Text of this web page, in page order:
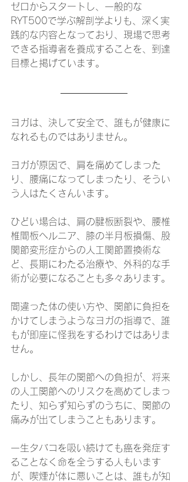
ゼロからスタートし、一般的な
RYT500で学ぶ解剖学よりも、深く実
践的な内容となっており、現場で思考
できる指導者を養成することを、到達
目標と掲げています。
ヨガは、決して安全で、誰もが健康に
なれるものではありません。
ヨガが原因で、肩を痛めてしまった
り、腰痛になってしまったり、そうい
う人はたくさんいます。
ひどい場合は、肩の腱板断裂や、腰椎
椎間板ヘルニア、膝の半月板損傷、股
関節変形症からの人工関節置換術な
ど、長期にわたる治療や、外科的な手
術が必要になることも多々あります。
間違った体の使い方や、関節に負担を
かけてしまうようなヨガの指導で、誰
もが即座に怪我をするわけではありま
せん。
しかし、長年の関節への負担が、将来
の人工関節へのリスクを高めてしまっ
たり、知らず知らずのうちに、関節の
痛みが出てしまうこともあります。
一生タバコを吸い続けても癌を発症す
ることなく命を全うする人もいます
が、喫煙が体に悪いことは、誰もが知